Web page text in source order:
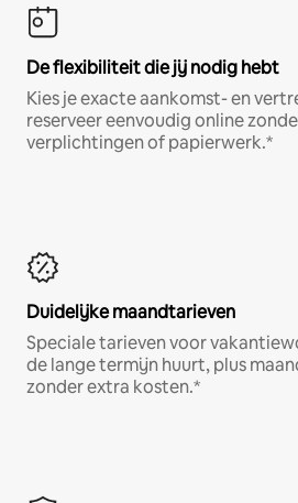
De flexibiliteit die jij nodig hebt
Kies je exacte aankomst- en
reserveer eenvoudig online
verplichtingen of papierwerk.*
Duidelijke maandtarieven
Speciale tarieven voor
de lange termijn huurt, plus
zonder extra kosten.*